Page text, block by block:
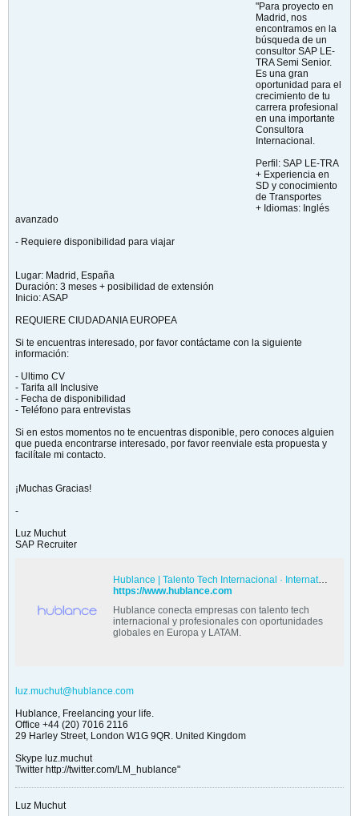
"Para proyecto en
Madrid, nos
encontramos en la
búsqueda de un
consultor SAP LE-
TRA Semi Senior.
Es una gran
oportunidad para el
crecimiento de tu
carrera profesional
en una importante
Consultora
Internacional.
Perfil: SAP LE-TRA
+ Experiencia en
SD y conocimiento
de Transportes
+ Idiomas: Inglés
avanzado
- Requiere disponibilidad para viajar
Lugar: Madrid, España
Duración: 3 meses + posibilidad de extensión
Inicio: ASAP
REQUIERE CIUDADANIA EUROPEA
Si te encuentras interesado, por favor contáctame con la siguiente
información:
- Ultimo CV
- Tarifa all Inclusive
- Fecha de disponibilidad
- Teléfono para entrevistas
Si en estos momentos no te encuentras disponible, pero conoces alguien
que pueda encontrarse interesado, por favor reenviale esta propuesta y
facilítale mi contacto.
¡Muchas Gracias!
-
Luz Muchut
SAP Recruiter
Hublance | Talento Tech Internacional · International Tech Talent
https://www.hublance.com
Hublance conecta empresas con talento tech
internacional y profesionales con oportunidades
globales en Europa y LATAM.
luz.muchut@hublance.com
Hublance, Freelancing your life.
Office +44 (20) 7016 2116
29 Harley Street, London W1G 9QR. United Kingdom
Skype luz.muchut
Twitter http://twitter.com/LM_hublance"
Luz Muchut